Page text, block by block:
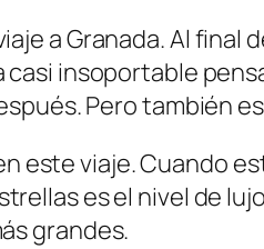
a Granada. Al
insoportable
Pero también
este viaje. Cuando
es el nivel de
grandes.